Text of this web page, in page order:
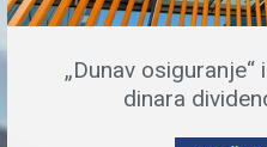
„Dunav
dinara